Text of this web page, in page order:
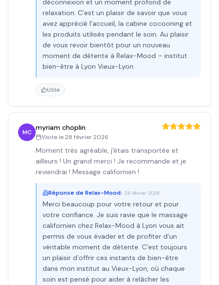
déconnexion et un moment profond de
relaxation. C’est un plaisir de savoir que vous
avez apprécié l’accueil, la cabine cocooning et
les produits utilisés pendant le soin. Au plaisir
de vous revoir bientôt pour un nouveau
moment de détente à Relax-Mood – institut
bien-être à Lyon Vieux-Lyon.
Utile
MC
myriam choplin
Visite le28 février 2026
Moment très agréable, j'étais transportée et
ailleurs ! Un grand merci ! Je recommande et je
reviendrai ! Message californien !
Réponse de Relax-Mood• 28 février 2026
Merci beaucoup pour votre retour et pour
votre confiance. Je suis ravie que le massage
californien chez Relax-Mood à Lyon vous ait
permis de vous évader et de profiter d’un
véritable moment de détente. C’est toujours
un plaisir d’offrir ces instants de bien-être
dans mon institut au Vieux-Lyon, où chaque
soin est pensé pour aider à relâcher les